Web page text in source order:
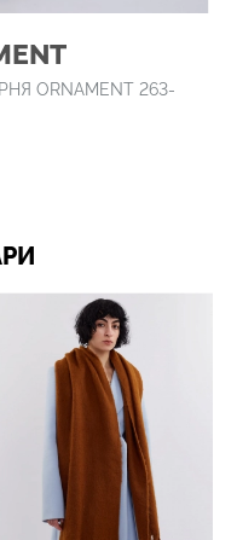
ОRNAMENT 263-